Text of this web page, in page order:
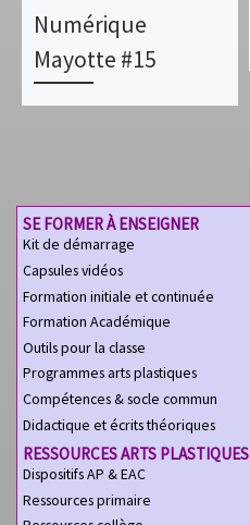
Numérique
Mayotte #15
SE FORMER À ENSEIGNER
Kit de démarrage
Capsules vidéos
Formation initiale et continuée
Formation Académique
Outils pour la classe
Programmes arts plastiques
Compétences & socle commun
Didactique et écrits théoriques
RESSOURCES ARTS PLASTIQUES
Dispositifs AP & EAC
Ressources primaire